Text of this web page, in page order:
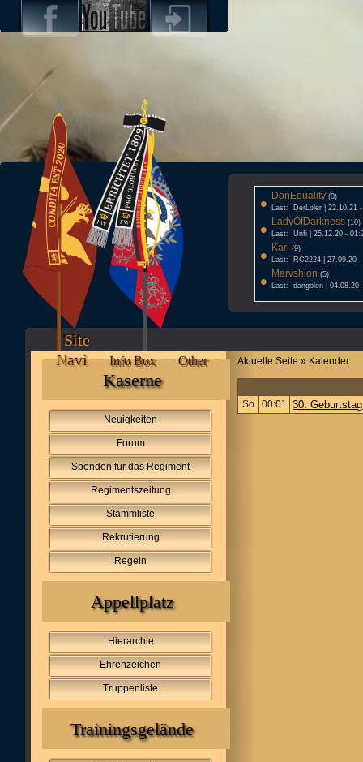
• DonEquality (0)
Last: DerLoler | 22.10.21
• LadyOfDarkness (10)
Last: Unfi | 25.12.20 -
• Karl (9)
Last: RC2224 | 27.09.20 -
• Marvshion (5)
Last: dangolon | 04.08.20
Site
Navi
Info Box Other
Kaserne
Neuigkeiten
Forum
Spenden für das Regiment
Regimentszeitung
Stammliste
Rekrutierung
Regeln
Appellplatz
Hierarchie
Ehrenzeichen
Truppenliste
Trainingsgelände
Aktuelle Seite » Kalender
So 00:01 30.